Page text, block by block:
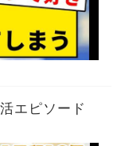
エピソード